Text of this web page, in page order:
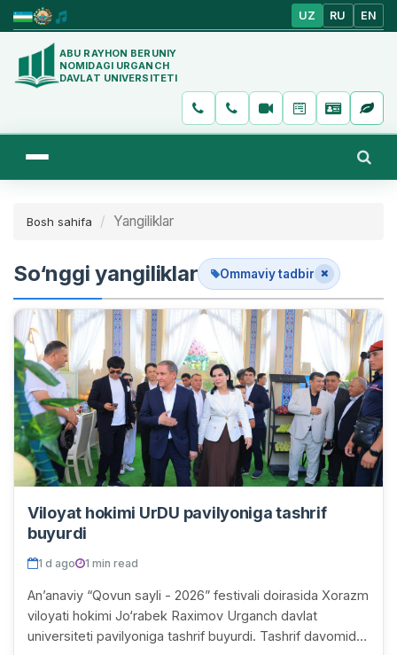
UZ RU EN
ABU RAYHON BERUNIY
NOMIDAGI URGANCH
DAVLAT UNIVERSITETI
Bosh sahifa Yangiliklar
So‘nggi yangiliklar Ommaviy tadbir
Viloyat hokimi UrDU pavilyoniga tashrif
buyurdi
1 d ago 1 min read
Anʼanaviy “Qovun sayli - 2026” festivali doirasida Xorazm
viloyati hokimi Jo‘rabek Raximov Urganch davlat
universiteti pavilyoniga tashrif buyurdi. Tashrif davomida